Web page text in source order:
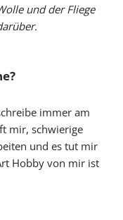
und der Fliege
immer am
mir, schwierige
und es tut mir
Hobby von mir ist